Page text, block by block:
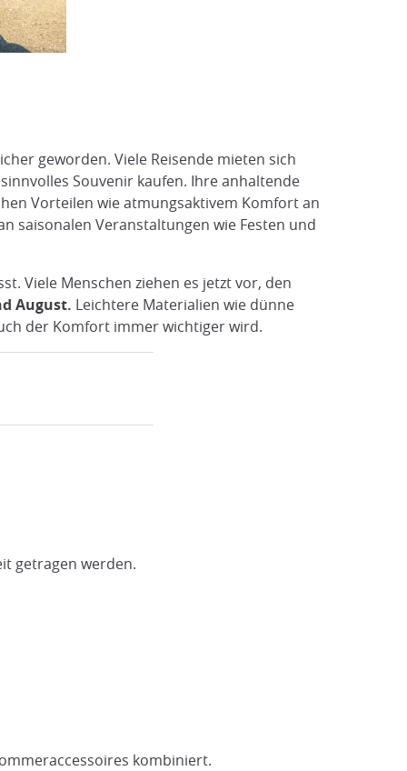
geworden. Viele Reisende mieten sich
Souvenir kaufen. Ihre anhaltende
Vorteilen wie atmungsaktivem Komfort an
saisonalen Veranstaltungen wie Festen und
Viele Menschen ziehen es jetzt vor, den
August. Leichtere Materialien wie dünne
der Komfort immer wichtiger wird.
getragen werden.
kombiniert.